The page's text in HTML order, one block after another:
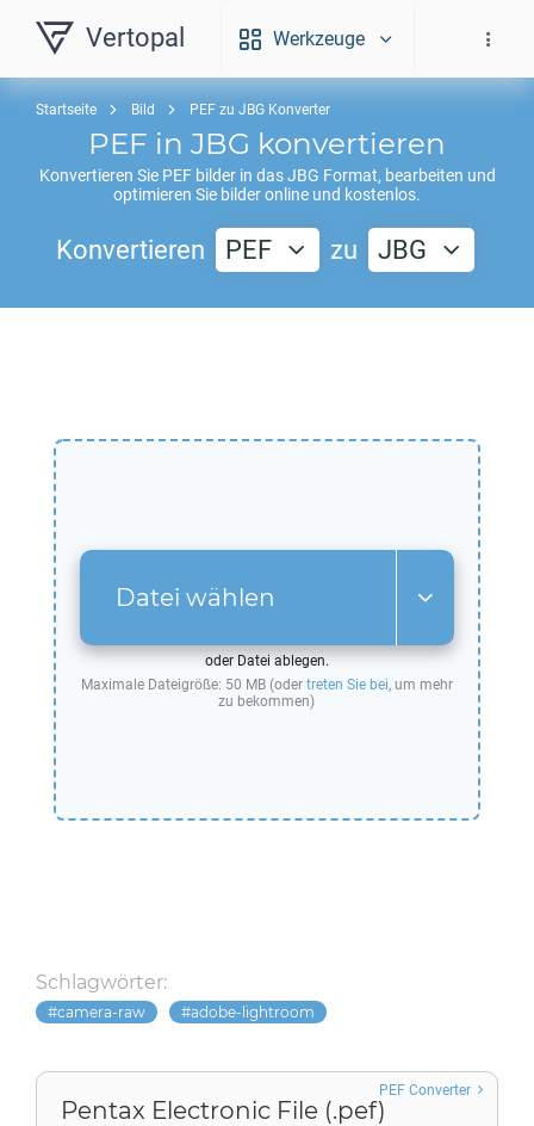
Vertopal Werkzeuge
Startseite Bild PEF zu JBG Konverter
PEF in JBG konvertieren
Konvertieren Sie PEFbilder in dasJBG Format, bearbeiten und
optimieren Sie bilder online und kostenlos.
Konvertieren PEF zu JBG
Datei wählen
oder Datei ablegen.
Maximale Dateigröße: 50 MB (oder treten Sie bei, um mehr
zu bekommen)
Schlagwörter:
camera-raw adobe-lightroom
Pentax Electronic File (.pef)
PEF Converter